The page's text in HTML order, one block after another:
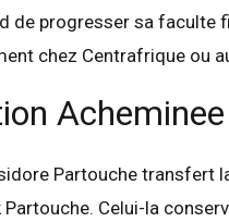
de progresser sa faculte
chez Centrafrique ou
Partouche transfert
Celui-la